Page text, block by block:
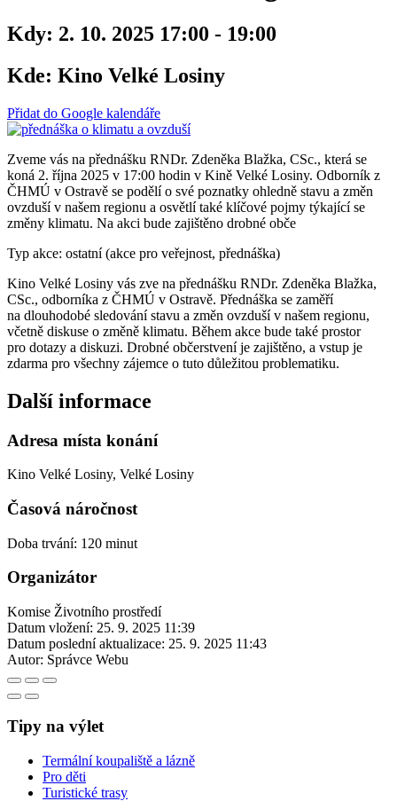
Kdy: 2. 10. 2025 17:00 - 19:00
Kde: Kino Velké Losiny
Přidat do Google kalendáře
Zveme vás na přednášku RNDr. Zdeněka Blažka, CSc., která se
koná 2. října 2025 v 17:00 hodin v Kině Velké Losiny. Odborník z
ČHMÚ v Ostravě se podělí o své poznatky ohledně stavu a změn
ovzduší v našem regionu a osvětlí také klíčové pojmy týkající se
změny klimatu. Na akci bude zajištěno drobné obče
Typ akce: ostatní (akce pro veřejnost, přednáška)
Kino Velké Losiny vás zve na přednášku RNDr. Zdeněka Blažka,
CSc., odborníka z ČHMÚ v Ostravě. Přednáška se zaměří
na dlouhodobé sledování stavu a změn ovzduší v našem regionu,
včetně diskuse o změně klimatu. Během akce bude také prostor
pro dotazy a diskuzi. Drobné občerstvení je zajištěno, a vstup je
zdarma pro všechny zájemce o tuto důležitou problematiku.
Další informace
Adresa místa konání
Kino Velké Losiny, Velké Losiny
Časová náročnost
Doba trvání: 120 minut
Organizátor
Komise Životního prostředí
Datum vložení: 25. 9. 2025 11:39
Datum poslední aktualizace: 25. 9. 2025 11:43
Autor: Správce Webu
Tipy na výlet
Termální koupaliště a lázně
Pro děti
Turistické trasy